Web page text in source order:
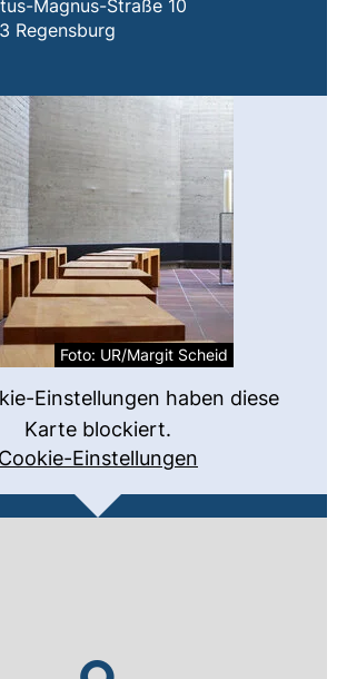
Magnus-Straße 10
Regensburg
Foto: UR/Margit Scheid
Einstellungen haben diese
Karte blockiert.
Cookie-Einstellungen